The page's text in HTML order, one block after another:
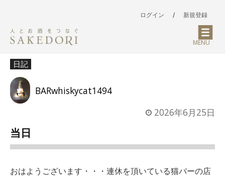
ログイン / 新規登録
MENU
日記
BARwhiskycat1494
2026年6月25日
当日
おはようございます・・・連休を頂いている猫バーの店